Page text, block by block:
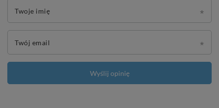
Twoje imię
Twój email
Wyślij opinię